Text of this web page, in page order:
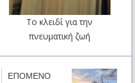
Το κλειδί για την
πνευματική ζωή
ΕΠΟΜΕΝΟ